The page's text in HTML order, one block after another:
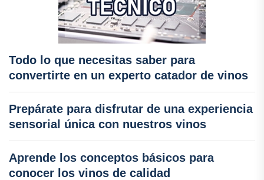
Todo lo que necesitas saber para
convertirte en un experto catador de vinos
Prepárate para disfrutar de una experiencia
sensorial única con nuestros vinos
Aprende los conceptos básicos para
conocer los vinos de calidad